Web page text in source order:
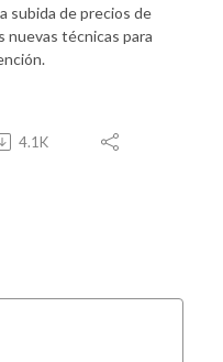
subida de precios de
nuevas técnicas para
4.1K